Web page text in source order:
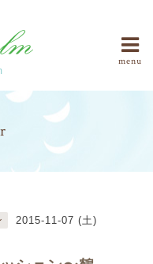
menu
2015-11-07 (土)